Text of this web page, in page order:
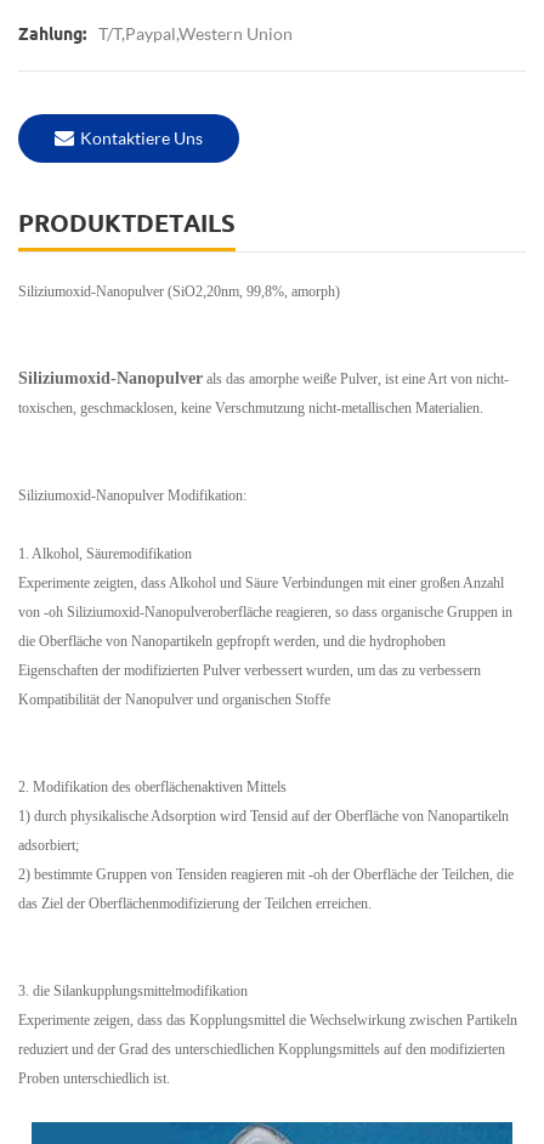
Zahlung: T/T,Paypal,Western Union
Kontaktiere Uns
PRODUKTDETAILS
Siliziumoxid-Nanopulver (SiO2,20nm, 99,8%, amorph)
Siliziumoxid-Nanopulver als das amorphe weiße Pulver, ist eine Art von nicht-
toxischen, geschmacklosen, keine Verschmutzung nicht-metallischen Materialien.
Siliziumoxid-Nanopulver Modifikation:
1. Alkohol, Säuremodifikation
Experimente zeigten, dass Alkohol und Säure Verbindungen mit einer großen Anzahl
von -oh Siliziumoxid-Nanopulveroberfläche reagieren, so dass organische Gruppen in
die Oberfläche von Nanopartikeln gepfropft werden, und die hydrophoben
Eigenschaften der modifizierten Pulver verbessert wurden, um das zu verbessern
Kompatibilität der Nanopulver und organischen Stoffe
2. Modifikation des oberflächenaktiven Mittels
1) durch physikalische Adsorption wird Tensid auf der Oberfläche von Nanopartikeln
adsorbiert;
2) bestimmte Gruppen von Tensiden reagieren mit -oh der Oberfläche der Teilchen, die
das Ziel der Oberflächenmodifizierung der Teilchen erreichen.
3. die Silankupplungsmittelmodifikation
Experimente zeigen, dass das Kopplungsmittel die Wechselwirkung zwischen Partikeln
reduziert und der Grad des unterschiedlichen Kopplungsmittels auf den modifizierten
Proben unterschiedlich ist.